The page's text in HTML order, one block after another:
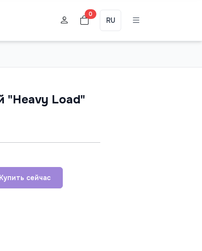
0
RU
"Heavy Load"
Купить сейчас